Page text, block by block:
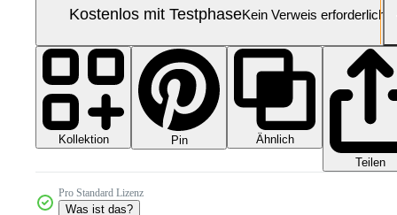
Kostenlos mit TestphaseKein Verweis erforderlich
Kollektion Pin
Ähnlich
Teilen
Pro Standard Lizenz
Was ist das?